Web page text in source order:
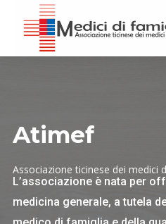
Associazione ticinese dei medici
Atimef
L’associazione è nata per
medicina generale, a tutela